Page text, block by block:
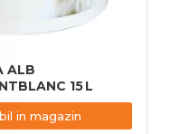
ALB
15 L
in magazin